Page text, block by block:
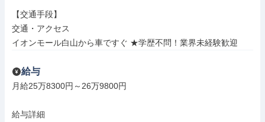
【交通手段】
交通・アクセス
イオンモール白山から車ですぐ ★学歴不問！業界未経験歓迎
給与
月給25万8300円～26万9800円
給与詳細